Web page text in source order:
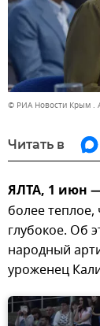
© РИА Новости Крым .
Читать в
ЯЛТА, 1 июн
более теплое,
глубокое. Об
народный
уроженец